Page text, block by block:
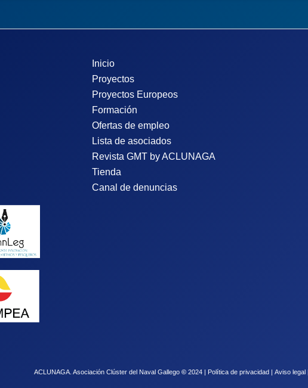
Inicio
Proyectos
Proyectos Europeos
Formación
Ofertas de empleo
Lista de asociados
Revista GMT by ACLUNAGA
Tienda
Canal de denuncias
ACLUNAGA. Asociación Clúster del Naval Gallego © 2024 | Política de privacidad | Aviso legal